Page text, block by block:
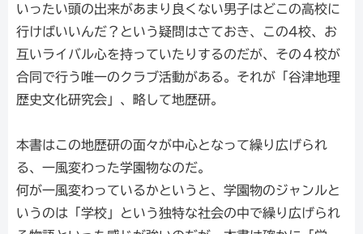
いったい頭の出来があまり良くない男子はどこの高校に
行けばいいんだ？という疑問はさておき、この4校、お
互いライバル心を持っていたりするのだが、その４校が
合同で行う唯一のクラブ活動がある。それが「谷津地理
歴史文化研究会」、略して地歴研。
本書はこの地歴研の面々が中心となって繰り広げられ
る、一風変わった学園物なのだ。
何が一風変わっているかというと、学園物のジャンルと
いうのは「学校」という独特な社会の中で繰り広げられ